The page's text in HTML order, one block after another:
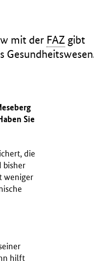
mit der FAZ gibt
Sie
die
bisher
weniger
hilft